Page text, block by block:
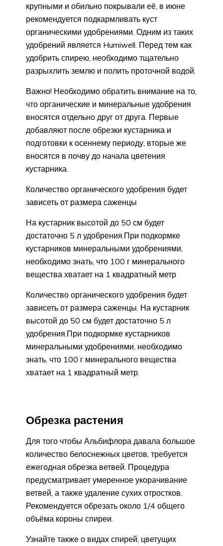
крупными и обильно покрывали её, в июне
рекомендуется подкармливать куст
органическими удобрениями. Одним из таких
удобрений является Humiwell. Перед тем как
удобрить спирею, необходимо тщательно
разрыхлить землю и полить проточной водой.
Важно! Необходимо обратить внимание на то,
что органические и минеральные удобрения
вносятся отдельно друг от друга. Первые
добавляют после обрезки кустарника и
подготовки к осеннему периоду, вторые же
вносятся в почву до начала цветения
кустарника.
Количество органического удобрения будет
зависеть от размера саженцы
На кустарник высотой до 50 см будет
достаточно 5 л удобрения.При подкормке
кустарников минеральными удобрениями,
необходимо знать, что 100 г минерального
вещества хватает на 1 квадратный метр
Количество органического удобрения будет
зависеть от размера саженцы. На кустарник
высотой до 50 см будет достаточно 5 л
удобрения.При подкормке кустарников
минеральными удобрениями, необходимо
знать, что 100 г минерального вещества
хватает на 1 квадратный метр.
Обрезка растения
Для того чтобы Альбифлора давала большое
количество белоснежных цветов, требуется
ежегодная обрезка ветвей. Процедура
предусматривает умеренное укорачивание
ветвей, а также удаление сухих отростков.
Рекомендуется обрезать около 1/4 общего
объёма короны спиреи.
Узнайте также о видах спирей, цветущих